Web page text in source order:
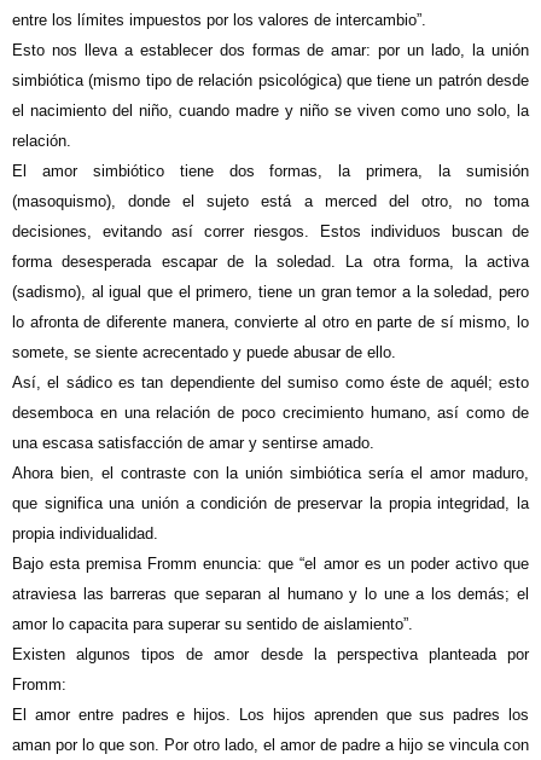
entre los límites impuestos por los valores de intercambio”.
Esto nos lleva a establecer dos formas de amar: por un lado, la unión
simbiótica (mismo tipo de relación psicológica) que tiene un patrón desde
el nacimiento del niño, cuando madre y niño se viven como uno solo, la
relación.
El amor simbiótico tiene dos formas, la primera, la sumisión
(masoquismo), donde el sujeto está a merced del otro, no toma
decisiones, evitando así correr riesgos. Estos individuos buscan de
forma desesperada escapar de la soledad. La otra forma, la activa
(sadismo), al igual que el primero, tiene un gran temor a la soledad, pero
lo afronta de diferente manera, convierte al otro en parte de sí mismo, lo
somete, se siente acrecentado y puede abusar de ello.
Así, el sádico es tan dependiente del sumiso como éste de aquél; esto
desemboca en una relación de poco crecimiento humano, así como de
una escasa satisfacción de amar y sentirse amado.
Ahora bien, el contraste con la unión simbiótica sería el amor maduro,
que significa una unión a condición de preservar la propia integridad, la
propia individualidad.
Bajo esta premisa Fromm enuncia: que “el amor es un poder activo que
atraviesa las barreras que separan al humano y lo une a los demás; el
amor lo capacita para superar su sentido de aislamiento”.
Existen algunos tipos de amor desde la perspectiva planteada por
Fromm:
El amor entre padres e hijos. Los hijos aprenden que sus padres los
aman por lo que son. Por otro lado, el amor de padre a hijo se vincula con